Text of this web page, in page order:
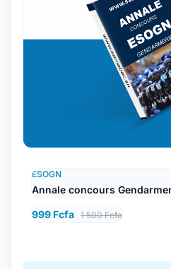
ESOGN
Annale concours
999 Fcfa 1 500 Fcfa